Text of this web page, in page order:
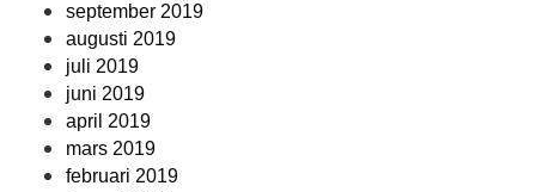
september 2019
augusti 2019
juli 2019
juni 2019
april 2019
mars 2019
februari 2019